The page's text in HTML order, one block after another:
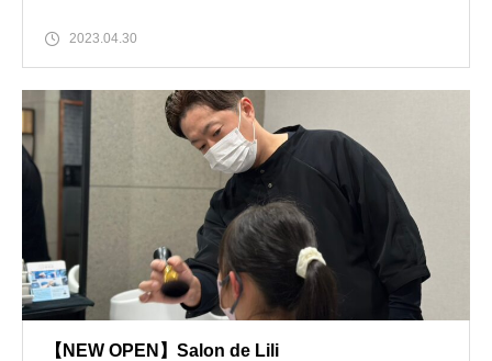
2023.04.30
【NEW OPEN】Salon de Lili